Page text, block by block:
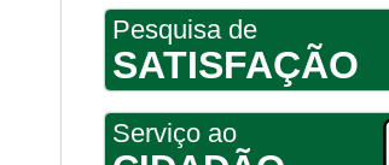
Pesquisa de
SATISFAÇÃO
Serviço ao